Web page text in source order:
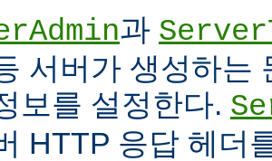
과
서버가 생성하는
보를 설정한다.
HTTP 응답 헤더